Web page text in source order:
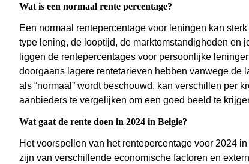
Wat is een normaal rente percentage?
Een normaal rentepercentage voor leningen kan
type lening, de looptijd, de marktomstandigheden en
liggen de rentepercentages voor persoonlijke
doorgaans lagere rentetarieven hebben vanwege de
als “normaal” wordt beschouwd, kan verschillen per
aanbieders te vergelijken om een goed beeld te
Wat gaat de rente doen in 2024 in Belgie?
Het voorspellen van het rentepercentage voor 2024
zijn van verschillende economische factoren en